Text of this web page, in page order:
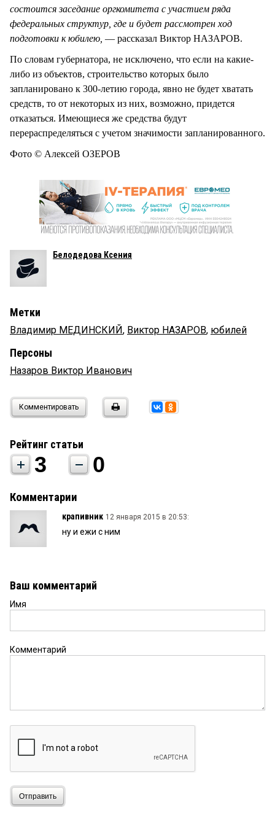
состоится заседание оргкомитета с участием ряда
федеральных структур, где и будет рассмотрен ход
подготовки к юбилею, — рассказал Виктор НАЗАРОВ.
По словам губернатора, не исключено, что если на какие-
либо из объектов, строительство которых было
запланировано к 300-летию города, явно не будет хватать
средств, то от некоторых из них, возможно, придется
отказаться. Имеющиеся же средства будут
перераспределяться с учетом значимости запланированного.
Фото © Алексей ОЗЕРОВ
Белодедова Ксения
Метки
Владимир МЕДИНСКИЙ, Виктор НАЗАРОВ, юбилей
Персоны
Назаров Виктор Иванович
Комментировать
Рейтинг статьи
3 0
Комментарии
крапивник 12 января 2015 в 20:53:
ну и ежи с ним
Ваш комментарий
Имя
Комментарий
Отправить